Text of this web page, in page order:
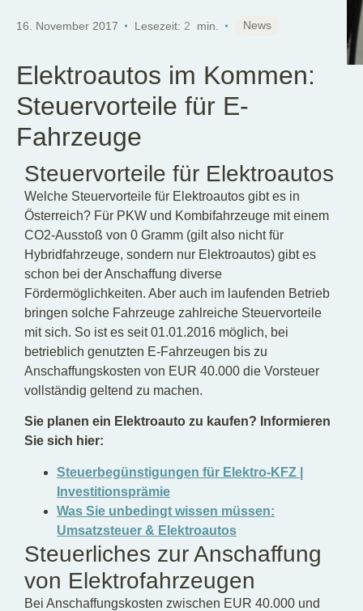
16. November 2017 Lesezeit: 2 min. News
Elektroautos im Kommen:
Steuervorteile für E-
Fahrzeuge
Steuervorteile für Elektroautos
Welche Steuervorteile für Elektroautos gibt es in
Österreich? Für PKW und Kombifahrzeuge mit einem
CO2-Ausstoß von 0 Gramm (gilt also nicht für
Hybridfahrzeuge, sondern nur Elektroautos) gibt es
schon bei der Anschaffung diverse
Fördermöglichkeiten. Aber auch im laufenden Betrieb
bringen solche Fahrzeuge zahlreiche Steuervorteile
mit sich. So ist es seit 01.01.2016 möglich, bei
betrieblich genutzten E-Fahrzeugen bis zu
Anschaffungskosten von EUR 40.000 die Vorsteuer
vollständig geltend zu machen.
Sie planen ein Elektroauto zu kaufen? Informieren
Sie sich hier:
Steuerbegünstigungen für Elektro-KFZ |
Investitionsprämie
Was Sie unbedingt wissen müssen:
Umsatzsteuer & Elektroautos
Steuerliches zur Anschaffung
von Elektrofahrzeugen
Bei Anschaffungskosten zwischen EUR 40.000 und